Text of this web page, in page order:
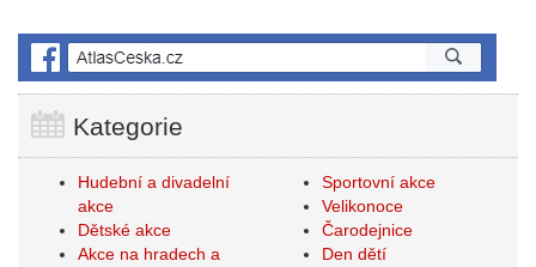
Kategorie
Hudební a divadelní
akce
Dětské akce
Akce na hradech a
Sportovní akce
Velikonoce
Čarodejnice
Den dětí